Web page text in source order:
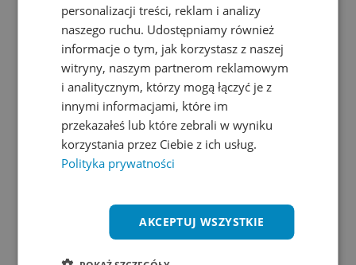
personalizacji treści, reklam i analizy
naszego ruchu. Udostępniamy również
informacje o tym, jak korzystasz z naszej
witryny, naszym partnerom reklamowym
i analitycznym, którzy mogą łączyć je z
innymi informacjami, które im
przekazałeś lub które zebrali w wyniku
korzystania przez Ciebie z ich usług.
Polityka prywatności
AKCEPTUJ WSZYSTKIE